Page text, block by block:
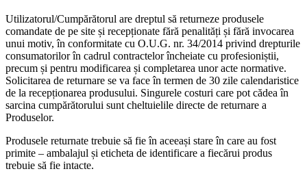
Utilizatorul/Cumpărătorul are dreptul să returneze produsele
comandate de pe site și recepționate fără penalități și fără invocarea
unui motiv, în conformitate cu O.U.G. nr. 34/2014 privind drepturile
consumatorilor în cadrul contractelor încheiate cu profesioniștii,
precum și pentru modificarea și completarea unor acte normative.
Solicitarea de returnare se va face în termen de 30 zile calendaristice
de la recepționarea produsului. Singurele costuri care pot cădea în
sarcina cumpărătorului sunt cheltuielile directe de returnare a
Produselor.
Produsele returnate trebuie să fie în aceeași stare în care au fost
primite – ambalajul și eticheta de identificare a fiecărui produs
trebuie să fie intacte.